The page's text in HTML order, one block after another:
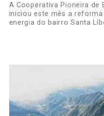
A Cooperativa Pioneira de
iniciou este mês a
energia do bairro Santa